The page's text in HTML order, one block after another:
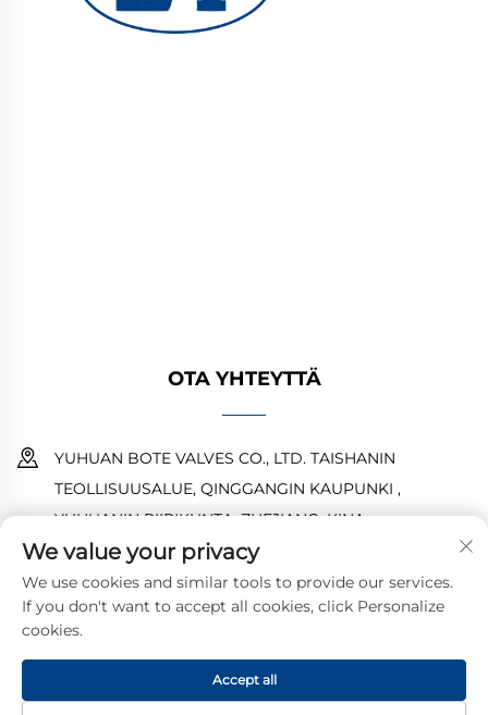
OTA YHTEYTTÄ
YUHUAN BOTE VALVES CO., LTD. TAISHANIN
TEOLLISUUSALUE, QINGGANGIN KAUPUNKI ,
YUHUANIN PIIRIKUNTA ,ZHEJIANG ,KINA
18968473237
[email protected]
Tekijänoikeus © 2025, YUHUAN BOTE VALVES CO., LTD.
Tietosuojakäytäntö
We value your privacy
We use cookies and similar tools to provide our services.
If you don't want to accept all cookies, click Personalize
cookies.
Accept all